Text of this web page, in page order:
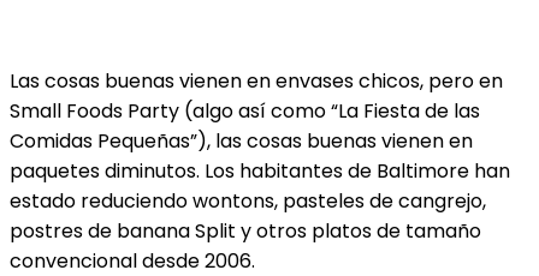
Las cosas buenas vienen en envases chicos, pero en
Small Foods Party (algo así como “La Fiesta de las
Comidas Pequeñas”), las cosas buenas vienen en
paquetes diminutos. Los habitantes de Baltimore han
estado reduciendo wontons, pasteles de cangrejo,
postres de banana Split y otros platos de tamaño
convencional desde 2006.